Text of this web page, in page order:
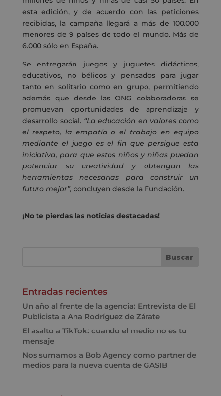
esta edición, y de acuerdo con las peticiones
recibidas, la campaña llegará a más de 100.000
menores de 9 países de todo el mundo. Más de
6.000 sólo en España.
Se entregarán juegos y juguetes didácticos,
educativos, no bélicos y pensados para jugar
tanto en solitario como en grupo, permitiendo
además que desde las ONG colaboradoras se
promuevan oportunidades de aprendizaje y
desarrollo social. “La educación en valores como
el respeto, la empatía o el trabajo en equipo
mediante el juego es el fin que persigue esta
iniciativa, para que estos niños y niñas puedan
potenciar su creatividad y obtengan las
herramientas necesarias para construir un
futuro mejor”, concluyen desde la Fundación.
¡No te pierdas las noticias destacadas!
Entradas recientes
Un año al frente de la agencia: Entrevista de El
Publicista a Ana Rodríguez de Zárate
El asalto a TikTok: cuando el medio no es tu
mensaje
Nos sumamos a Bob Agency como partner de
medios para la nueva cuenta de GASIB